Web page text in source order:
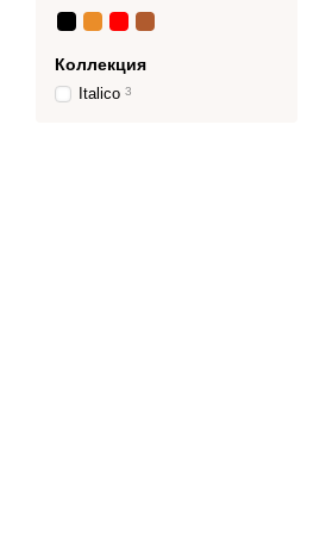
Коллекция
Italico 3